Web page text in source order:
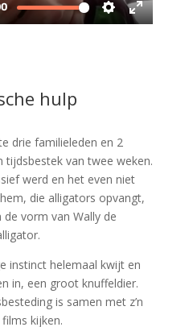
hulp
drie familieleden en 2
tijdsbestek van twee weken.
werd en het even niet
die alligators opvangt,
vorm van Wally de
instinct helemaal kwijt en
in, een groot knuffeldier.
is samen met z’n
kijken.